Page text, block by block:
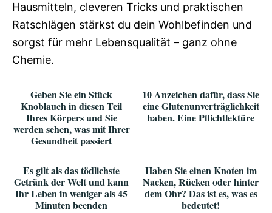
Hausmitteln, cleveren Tricks und praktischen
Ratschlägen stärkst du dein Wohlbefinden und
sorgst für mehr Lebensqualität – ganz ohne
Chemie.
Geben Sie ein Stück
Knoblauch in diesen Teil
Ihres Körpers und Sie
werden sehen, was mit Ihrer
Gesundheit passiert
10 Anzeichen dafür, dass Sie
eine Glutenunverträglichkeit
haben. Eine Pflichtlektüre
Es gilt als das tödlichste
Getränk der Welt und kann
Ihr Leben in weniger als 45
Minuten beenden
Haben Sie einen Knoten im
Nacken, Rücken oder hinter
dem Ohr? Das ist es, was es
bedeutet!